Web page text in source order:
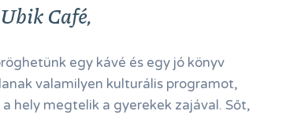
Café,
egy kávé és egy jó könyv
valamilyen kulturális programot,
hely megtelik a gyerekek zajával. Sőt,